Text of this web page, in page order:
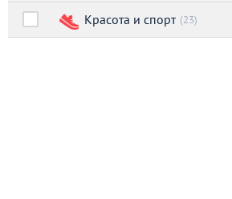
Красота и спорт (23)